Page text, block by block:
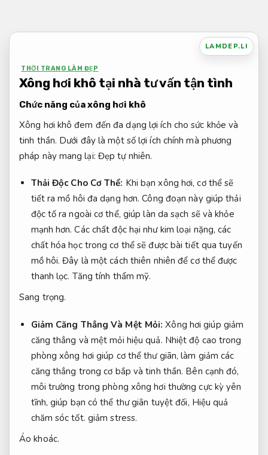
nội
LAMDEP.LI
THỜI TRANG LÀM ĐẸP
Xông hơi khô tại nhà tư vấn tận tình
Chức năng của xông hơi khô
Xông hơi khô đem đến đa dạng lợi ích cho sức khỏe và
tinh thần. Dưới đây là một số lợi ích chính mà phương
pháp này mang lại: Đẹp tự nhiên.
Thải Độc Cho Cơ Thể: Khi bạn xông hơi, cơ thể sẽ
tiết ra mồ hôi đa dạng hơn. Công đoạn này giúp thải
độc tố ra ngoài cơ thể, giúp làn da sạch sẽ và khỏe
mạnh hơn. Các chất độc hại như kim loại nặng, các
chất hóa học trong cơ thể sẽ được bài tiết qua tuyến
mồ hôi. Đây là một cách thiên nhiên để cơ thể được
thanh lọc. Tăng tính thẩm mỹ.
Sang trọng.
Giảm Căng Thẳng Và Mệt Mỏi:Xông hơi giúp giảm
căng thẳng và mệt mỏi hiệu quả. Nhiệt độ cao trong
phòng xông hơi giúp cơ thể thư giãn, làm giảm các
căng thẳng trong cơ bắp và tinh thần. Bên cạnh đó,
môi trường trong phòng xông hơi thường cực kỳ yên
tĩnh, giúp bạn có thể thư giãn tuyệt đối, Hiệu quả
chăm sóc tốt. giảm stress.
Áo khoác.